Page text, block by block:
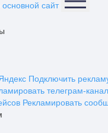
сайт
Подключить
телеграм-канал
Рекламировать